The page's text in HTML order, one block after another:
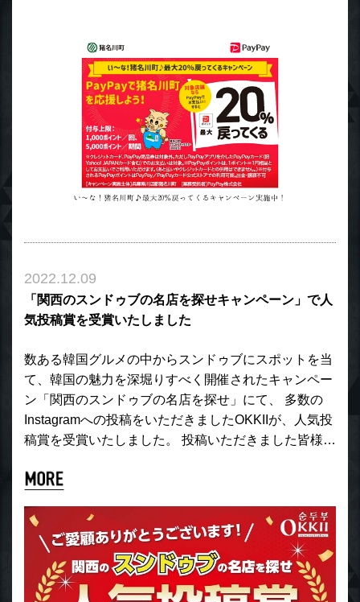
2022.12.09
「関西のスンドゥブの名店を探せキャンペーン」で人
気投稿賞を受賞いたしました
数ある韓国グルメの中からスンドゥブにスポットを当
て、韓国の魅力を深堀りすべく開催されたキャンペー
ン「関西のスンドゥブの名店を探せ」にて、 多数の
Instagramへの投稿をいただきましたOKKIIが、人気投
稿賞を受賞いたしました。 投稿いただきました皆様…